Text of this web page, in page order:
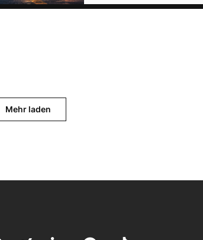
Mehr laden